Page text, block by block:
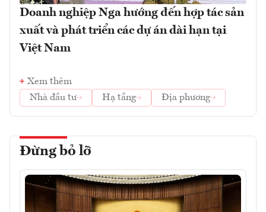
Doanh nghiệp Nga hướng đến hợp tác sản
xuất và phát triển các dự án dài hạn tại
Việt Nam
Xem thêm
Nhà đầu tư
Hạ tầng Địa phương
Đừng bỏ lỡ